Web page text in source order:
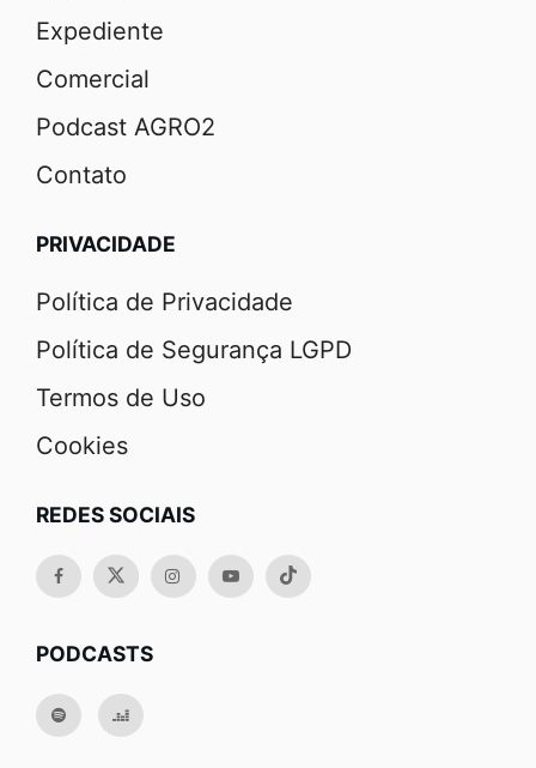
Expediente
Comercial
Podcast AGRO2
Contato
PRIVACIDADE
Política de Privacidade
Política de Segurança LGPD
Termos de Uso
Cookies
REDES SOCIAIS
PODCASTS